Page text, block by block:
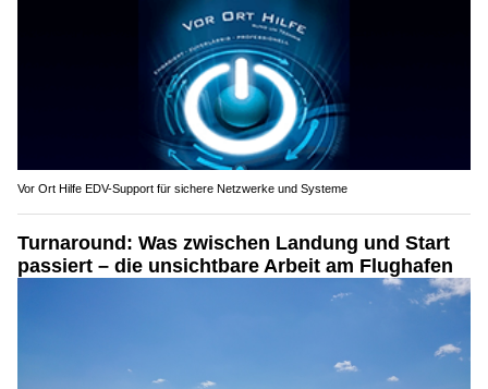
Vor Ort Hilfe EDV-Support für sichere Netzwerke und Systeme
Turnaround: Was zwischen Landung und Start
passiert – die unsichtbare Arbeit am Flughafen